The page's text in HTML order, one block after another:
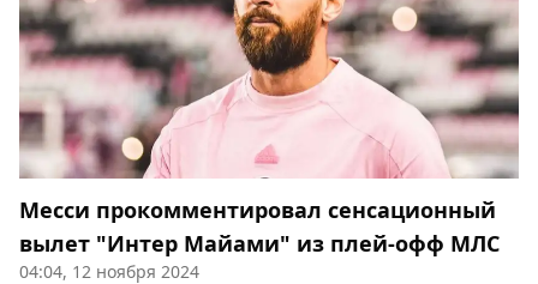
Месси прокомментировал сенсационный
вылет "Интер Майами" из плей-офф МЛС
04:04, 12 ноября 2024